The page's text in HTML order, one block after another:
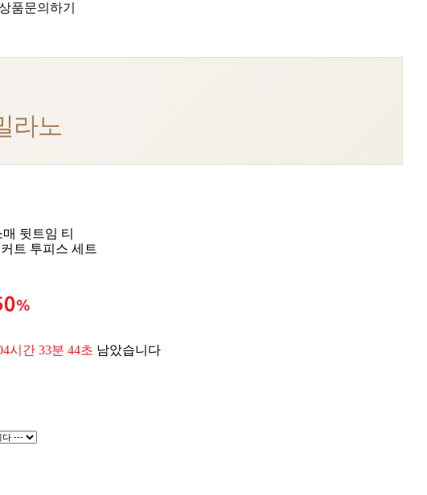
품문의하기
라노
뒷트임 티
트 투피스 세트
시간 33분 43초 남았습니다